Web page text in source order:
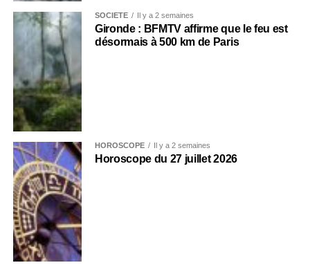
SOCIÉTÉ Il y a 2 semaines
Gironde : BFMTV affirme que le feu est
désormais à 500 km de Paris
HOROSCOPE Il y a 2 semaines
Horoscope du 27 juillet 2026